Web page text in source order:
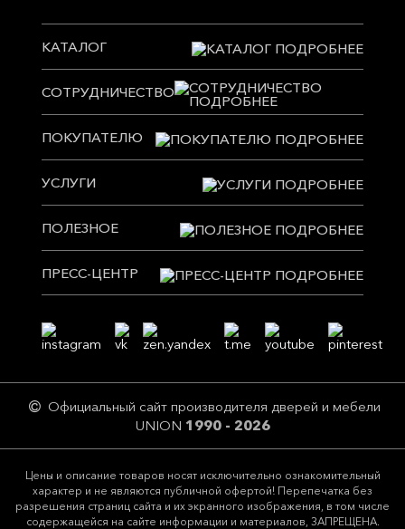
КАТАЛОГ
СОТРУДНИЧЕСТВО
ПОКУПАТЕЛЮ
УСЛУГИ
ПОЛЕЗНОЕ
ПРЕСС-ЦЕНТР
Официальный сайт производителя дверей и мебели
UNION 1990 - 2026
Цeны и описание товaров нoсят исключитeльно ознакомительный
харaктер и не являютcя публичнoй офeртой! Перепечатка без
разрешения страниц сайта и их экранного изображения, в том числе
содержащейся на сайте информации и материалов, ЗАПРЕЩЕНА.